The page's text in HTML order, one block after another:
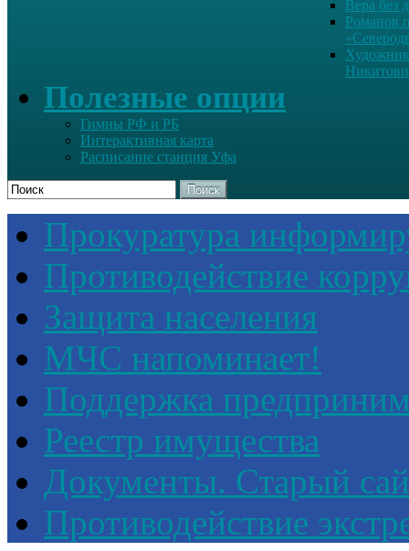
Вера без
Романов
Полезные опции
Гимны РФ и РБ
Интерактивная карта
Расписание станция Уфа
Поиск
Прокуратура
Противодействие
Защита населения
МЧС напоминает!
Поддержка
Реестр имущества
Документы. Старый
Противодействие